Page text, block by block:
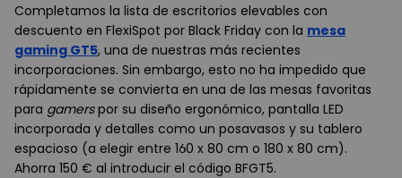
Completamos la lista de escritorios elevables con
descuento en FlexiSpot por Black Friday con la mesa
gaming GT5, una de nuestras más recientes
incorporaciones. Sin embargo, esto no ha impedido que
rápidamente se convierta en una de las mesas favoritas
para gamerspor su diseño ergonómico, pantalla LED
incorporada y detalles como un posavasos y su tablero
espacioso (a elegir entre 160 x 80 cm o 180 x 80 cm).
Ahorra 150 € al introducir el código BFGT5.